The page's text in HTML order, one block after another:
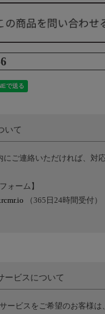
いて
にご連絡いただければ、対
ォーム】
（365日24時間受付）
ービスについて
ービスをご希望のお客様は